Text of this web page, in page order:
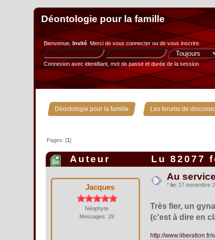
Déontologie pour la famille
Bienvenue,Invité. Merci devous connecterou devous inscrire.
Connexion avec identifiant, mot de passe et durée de la session
Déontologie pour la famille » Les forums de
Pages: [1]
Auteur Lu 82077
Jacques
Néophyte
Messages: 29
Au
* le: 17 novembre
Très fier, un
(c'est à dire en
http://